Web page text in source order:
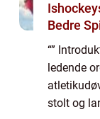
Bedre
“”
ledende
stolt og